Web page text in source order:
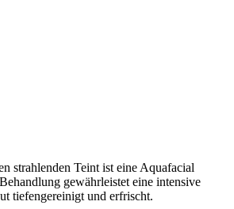
strahlenden Teint ist eine Aquafacial
gewährleistet eine intensive
tiefengereinigt und erfrischt.